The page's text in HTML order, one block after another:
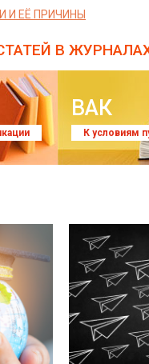
И ЕЁ ПРИЧИНЫ
В
ВАК
К условиям